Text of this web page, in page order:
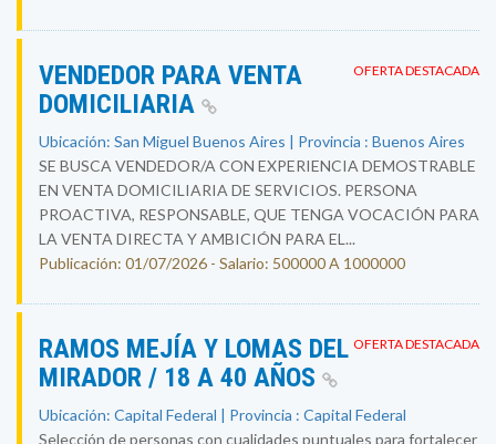
OFERTA DESTACADA
VENDEDOR PARA VENTA
DOMICILIARIA
Ubicación: San Miguel Buenos Aires | Provincia : Buenos Aires
SE BUSCA VENDEDOR/A CON EXPERIENCIA DEMOSTRABLE
EN VENTA DOMICILIARIA DE SERVICIOS. PERSONA
PROACTIVA, RESPONSABLE, QUE TENGA VOCACIÓN PARA
LA VENTA DIRECTA Y AMBICIÓN PARA EL...
Publicación: 01/07/2026 - Salario: 500000 A 1000000
OFERTA DESTACADA
RAMOS MEJÍA Y LOMAS DEL
MIRADOR / 18 A 40 AÑOS
Ubicación: Capital Federal | Provincia : Capital Federal
Selección de personas con cualidades puntuales para fortalecer